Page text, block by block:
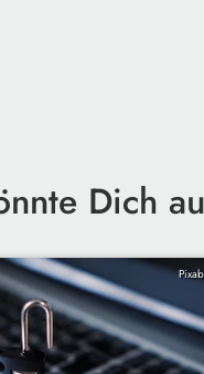
Dich